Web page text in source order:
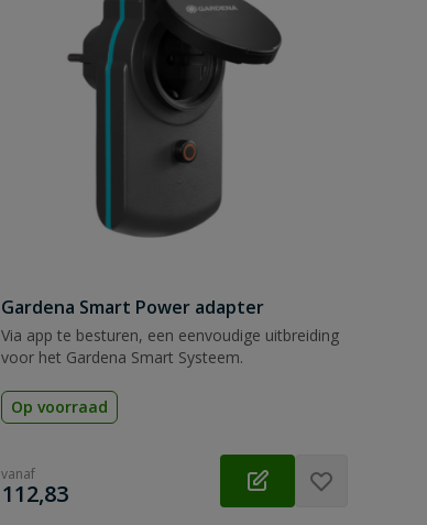
Gardena Smart Power adapter
Via app te besturen, een eenvoudige uitbreiding
voor het Gardena Smart Systeem.
Op voorraad
vanaf
€
112,83